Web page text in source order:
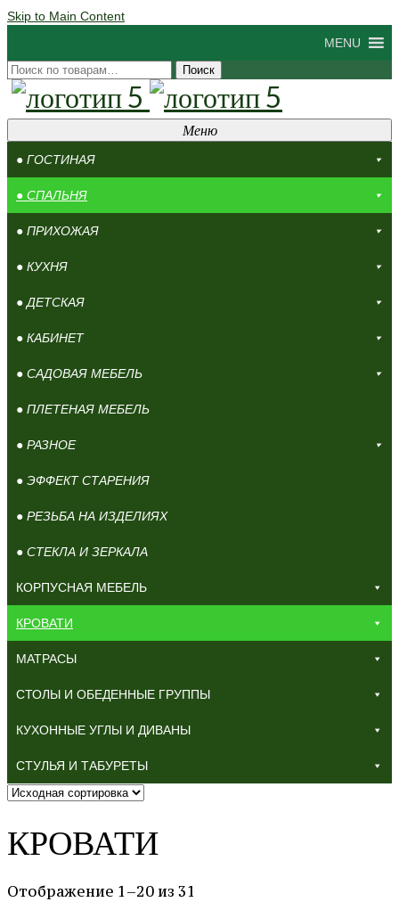
Skip to Main Content
MENU
Искать:
Поиск
Меню
● ГОСТИНАЯ
● СПАЛЬНЯ
● ПРИХОЖАЯ
● КУХНЯ
● ДЕТСКАЯ
● КАБИНЕТ
● САДОВАЯ МЕБЕЛЬ
● ПЛЕТЕНАЯ МЕБЕЛЬ
● РАЗНОЕ
● ЭФФЕКТ СТАРЕНИЯ
● РЕЗЬБА НА ИЗДЕЛИЯХ
● СТЕКЛА И ЗЕРКАЛА
КОРПУСНАЯ МЕБЕЛЬ
КРОВАТИ
МАТРАСЫ
СТОЛЫ И ОБЕДЕННЫЕ ГРУППЫ
КУХОННЫЕ УГЛЫ И ДИВАНЫ
СТУЛЬЯ И ТАБУРЕТЫ
КРОВАТИ
Отображение 1–20 из 31